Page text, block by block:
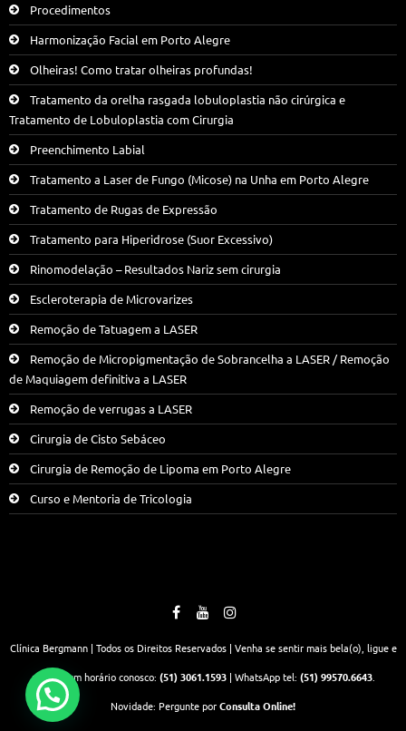
Procedimentos
Harmonização Facial em Porto Alegre
Olheiras! Como tratar olheiras profundas!
Tratamento da orelha rasgada lobuloplastia não cirúrgica e
Tratamento de Lobuloplastia com Cirurgia
Preenchimento Labial
Tratamento a Laser de Fungo (Micose) na Unha em Porto Alegre
Tratamento de Rugas de Expressão
Tratamento para Hiperidrose (Suor Excessivo)
Rinomodelação – Resultados Nariz sem cirurgia
Escleroterapia de Microvarizes
Remoção de Tatuagem a LASER
Remoção de Micropigmentação de Sobrancelha a LASER / Remoção
de Maquiagem definitiva a LASER
Remoção de verrugas a LASER
Cirurgia de Cisto Sebáceo
Cirurgia de Remoção de Lipoma em Porto Alegre
Curso e Mentoria de Tricologia
Clínica Bergmann | Todos os Direitos Reservados | Venha se sentir mais bela(o), ligue e
marque um horário conosco: (51) 3061.1593| WhatsApp tel: (51) 99570.6643.
Novidade: Pergunte porConsulta Online!